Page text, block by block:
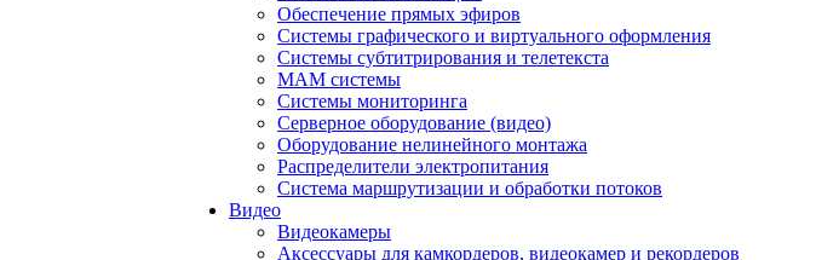
Обеспечение прямых эфиров
Системы графического и виртуального оформления
Системы субтитрирования и телетекста
MAM системы
Системы мониторинга
Серверное оборудование (видео)
Оборудование нелинейного монтажа
Распределители электропитания
Система маршрутизации и обработки потоков
Видео
Видеокамеры
Аксессуары для камкордеров, видеокамер и рекордеров